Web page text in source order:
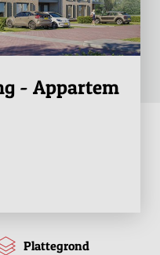
- Appartem
Plattegrond